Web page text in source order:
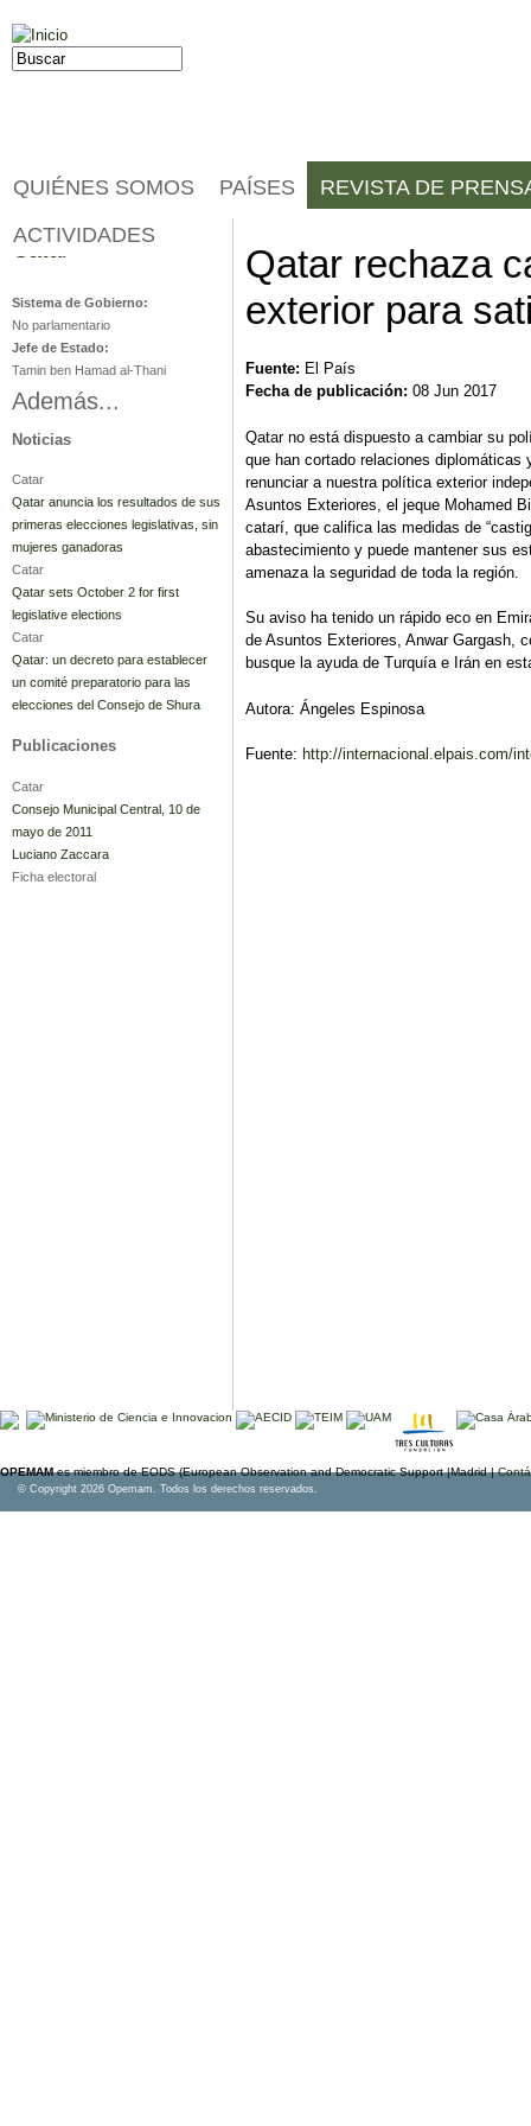
Jump to navigation
Formulario de búsqueda
Buscar
Qatar rechaza
exterior para
Fuente: El País
Fecha de publicación: 08 Jun 2017
Qatar no está dispuesto a cambiar su
que han cortado relaciones diplomáticas
renunciar a nuestra política exterior
Asuntos Exteriores, el jeque Mohamed
catarí, que califica las medidas de
abastecimiento y puede mantener sus
amenaza la seguridad de toda la región.
Su aviso ha tenido un rápido eco en
de Asuntos Exteriores, Anwar Gargash,
busque la ayuda de Turquía e Irán en
Autora: Ángeles Espinosa
Fuente: http://internacional.elpais.com/
QUIÉNES SOMOS PAÍSES REVISTA DE
ACTIVIDADES
Catar
Sistema de Gobierno:
No parlamentario
Jefe de Estado:
Tamin ben Hamad al-Thani
Además...
Noticias
Catar
Qatar anuncia los resultados de sus
primeras elecciones legislativas, sin
mujeres ganadoras
Catar
Qatar sets October 2 for first
legislative elections
Catar
Qatar: un decreto para establecer
un comité preparatorio para las
elecciones del Consejo de Shura
Publicaciones
Catar
Consejo Municipal Central, 10 de
mayo de 2011
Luciano Zaccara
Ficha electoral
OPEMAMes miembro de EODS (European Observation and Democratic Support |Madrid |
© Copyright 2026 Opemam. Todos los derechos reservados.